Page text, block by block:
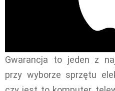
Gwarancja to jeden z
przy wyborze sprzętu